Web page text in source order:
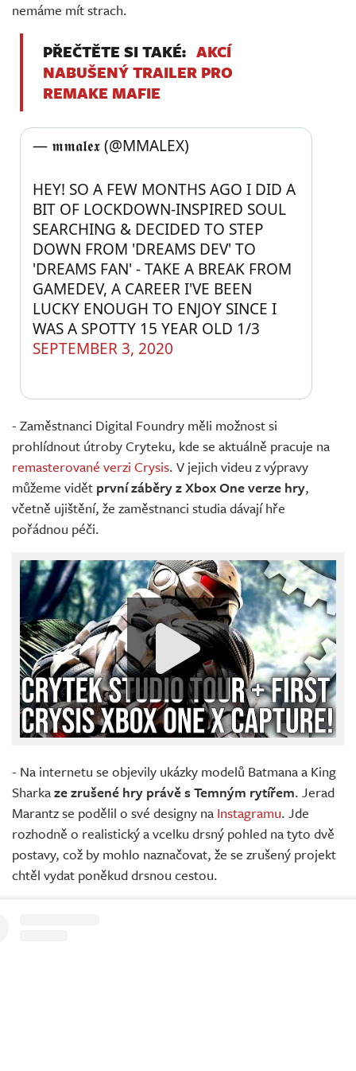
nemáme mít strach.
PŘEČTĚTE SI TAKÉ: AKCÍ
NABUŠENÝ TRAILER PRO
REMAKE MAFIE
HEY! SO A FEW MONTHS AGO I DID A
BIT OF LOCKDOWN-INSPIRED SOUL
SEARCHING & DECIDED TO STEP
DOWN FROM 'DREAMS DEV' TO
'DREAMS FAN' - TAKE A BREAK FROM
GAMEDEV, A CAREER I'VE BEEN
LUCKY ENOUGH TO ENJOY SINCE I
WAS A SPOTTY 15 YEAR OLD 1/3
— 𝖒𝖒𝖆𝖑𝖊𝖝 (@MMALEX)
SEPTEMBER 3, 2020
- Zaměstnanci Digital Foundry měli možnost si
prohlídnout útroby Cryteku, kde se aktuálně pracuje na
remasterované verzi Crysis. V jejich videu z výpravy
můžeme vidět první záběry z Xbox One verze hry,
včetně ujištění, že zaměstnanci studia dávají hře
pořádnou péči.
- Na internetu se objevily ukázky modelů Batmana a King
Sharkaze zrušené hry právě s Temným rytířem. Jerad
Marantz se podělil o své designy na Instagramu. Jde
rozhodně o realistický a vcelku drsný pohled na tyto dvě
postavy, což by mohlo naznačovat, že se zrušený projekt
chtěl vydat poněkud drsnou cestou.